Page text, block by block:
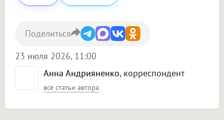
Анна Андрияненко, корреспондент
все статьи автора
23 июля 2026, 11:00
Поделиться